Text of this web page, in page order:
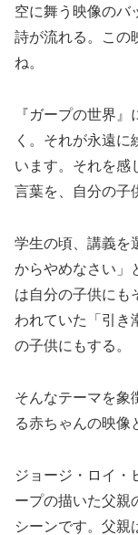
空に舞う映像のバ
詩が流れる。この
ね。
『ガープの世界
く。それが永遠
います。それを感
言葉を、自分の子
学生の頃、講義を
からやめなさい」
は自分の子供にも
われていた「引き
の子供にもする。
そんなテーマを象
る赤ちゃんの映像
ジョージ・ロイ・
ープの描いた父親
シーンです。父親